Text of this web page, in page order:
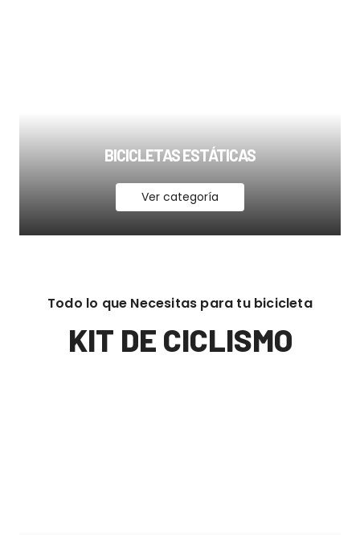
BICICLETAS ESTÁTICAS
Ver categoría
Todo lo que Necesitas para tu bicicleta
KIT DE CICLISMO